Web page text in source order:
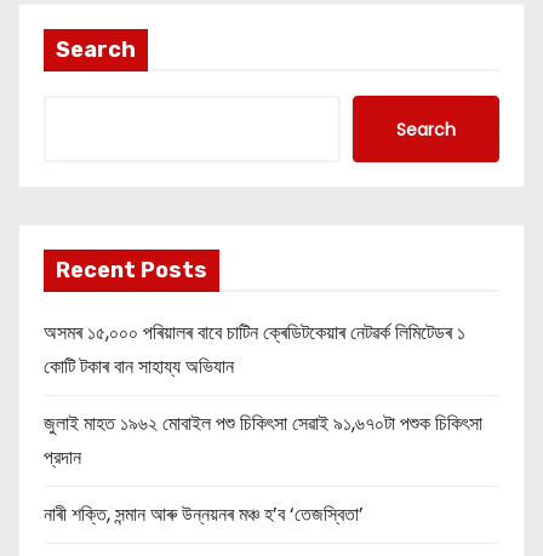
Search
Search
Recent Posts
অসমৰ ১৫,০০০ পৰিয়ালৰ বাবে চাটিন ক্ৰেডিটকেয়াৰ নেটৱৰ্ক লিমিটেডৰ ১
কোটি টকাৰ বান সাহায্য অভিযান
জুলাই মাহত ১৯৬২ মোবাইল পশু চিকিৎসা সেৱাই ৯১,৬৭০টা পশুক চিকিৎসা
প্রদান
নাৰী শক্তি, সন্মান আৰু উন্নয়নৰ মঞ্চ হ’ব ‘তেজস্বিতা’